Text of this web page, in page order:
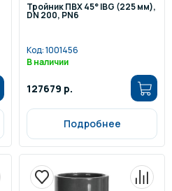
Тройник ПВХ 45° IBG (225 мм),
DN 200, PN6
Код:1001456
В наличии
127679 р.
Подробнее